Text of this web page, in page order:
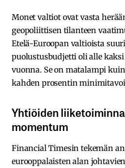
Monet valtiot ovat vasta
geopoliittisen tilanteen
Etelä-Euroopan valtioista
puolustusbudjetti oli alle
vuonna. Se on matalampi
kahden prosentin
Yhtiöiden
momentum
Financial Timesin tekemän
eurooppalaisten alan